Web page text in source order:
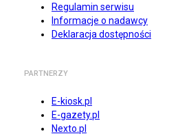
Regulamin serwisu
Informacje o nadawcy
Deklaracja dostępności
PARTNERZY
E-kiosk.pl
E-gazety.pl
Nexto.pl